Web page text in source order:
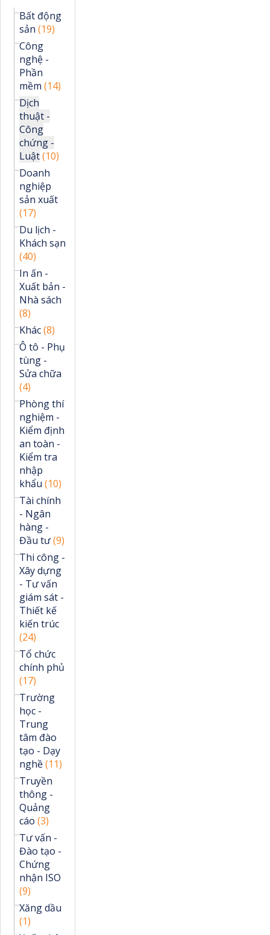
Bất động
sản (19)
Công
nghệ -
Phần
mềm (14)
Dịch
thuật -
Công
chứng -
Luật(10)
Doanh
nghiệp
sản xuất
(17)
Du lịch -
Khách sạn
(40)
In ấn -
Xuất bản -
Nhà sách
(8)
Khác(8)
Ô tô - Phụ
tùng -
Sửa chữa
(4)
Phòng thí
nghiệm -
Kiểm định
an toàn -
Kiểm tra
nhập
khẩu (10)
Tài chính
- Ngân
hàng -
Đầu tư(9)
Thi công -
Xây dựng
- Tư vấn
giám sát -
Thiết kế
kiến trúc
(24)
Tổ chức
chính phủ
(17)
Trường
học -
Trung
tâm đào
tạo - Dạy
nghề(11)
Truyền
thông -
Quảng
cáo (3)
Tư vấn -
Đào tạo -
Chứng
nhận ISO
(9)
Xăng dầu
(1)